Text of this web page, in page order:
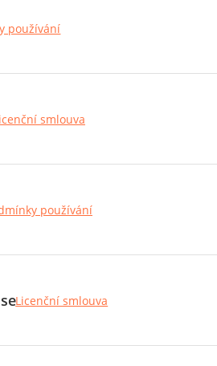
používání
smlouva
používání
Licenční smlouva